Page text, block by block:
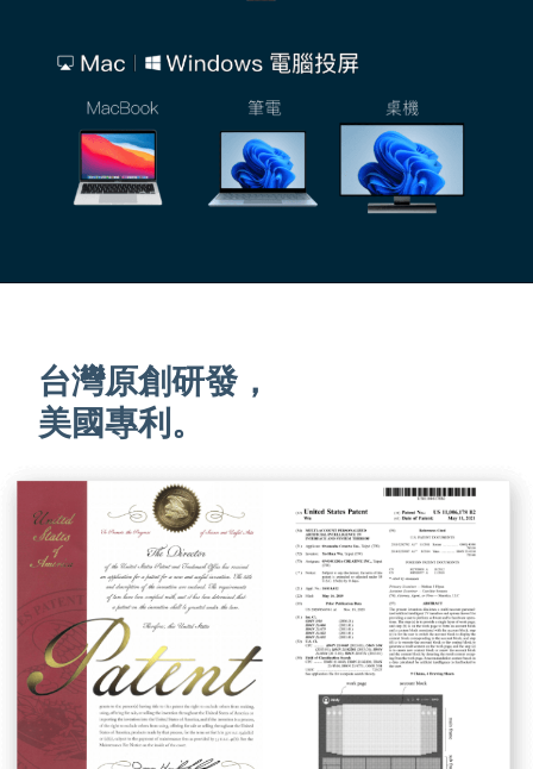
台灣原創研發，
美國專利。